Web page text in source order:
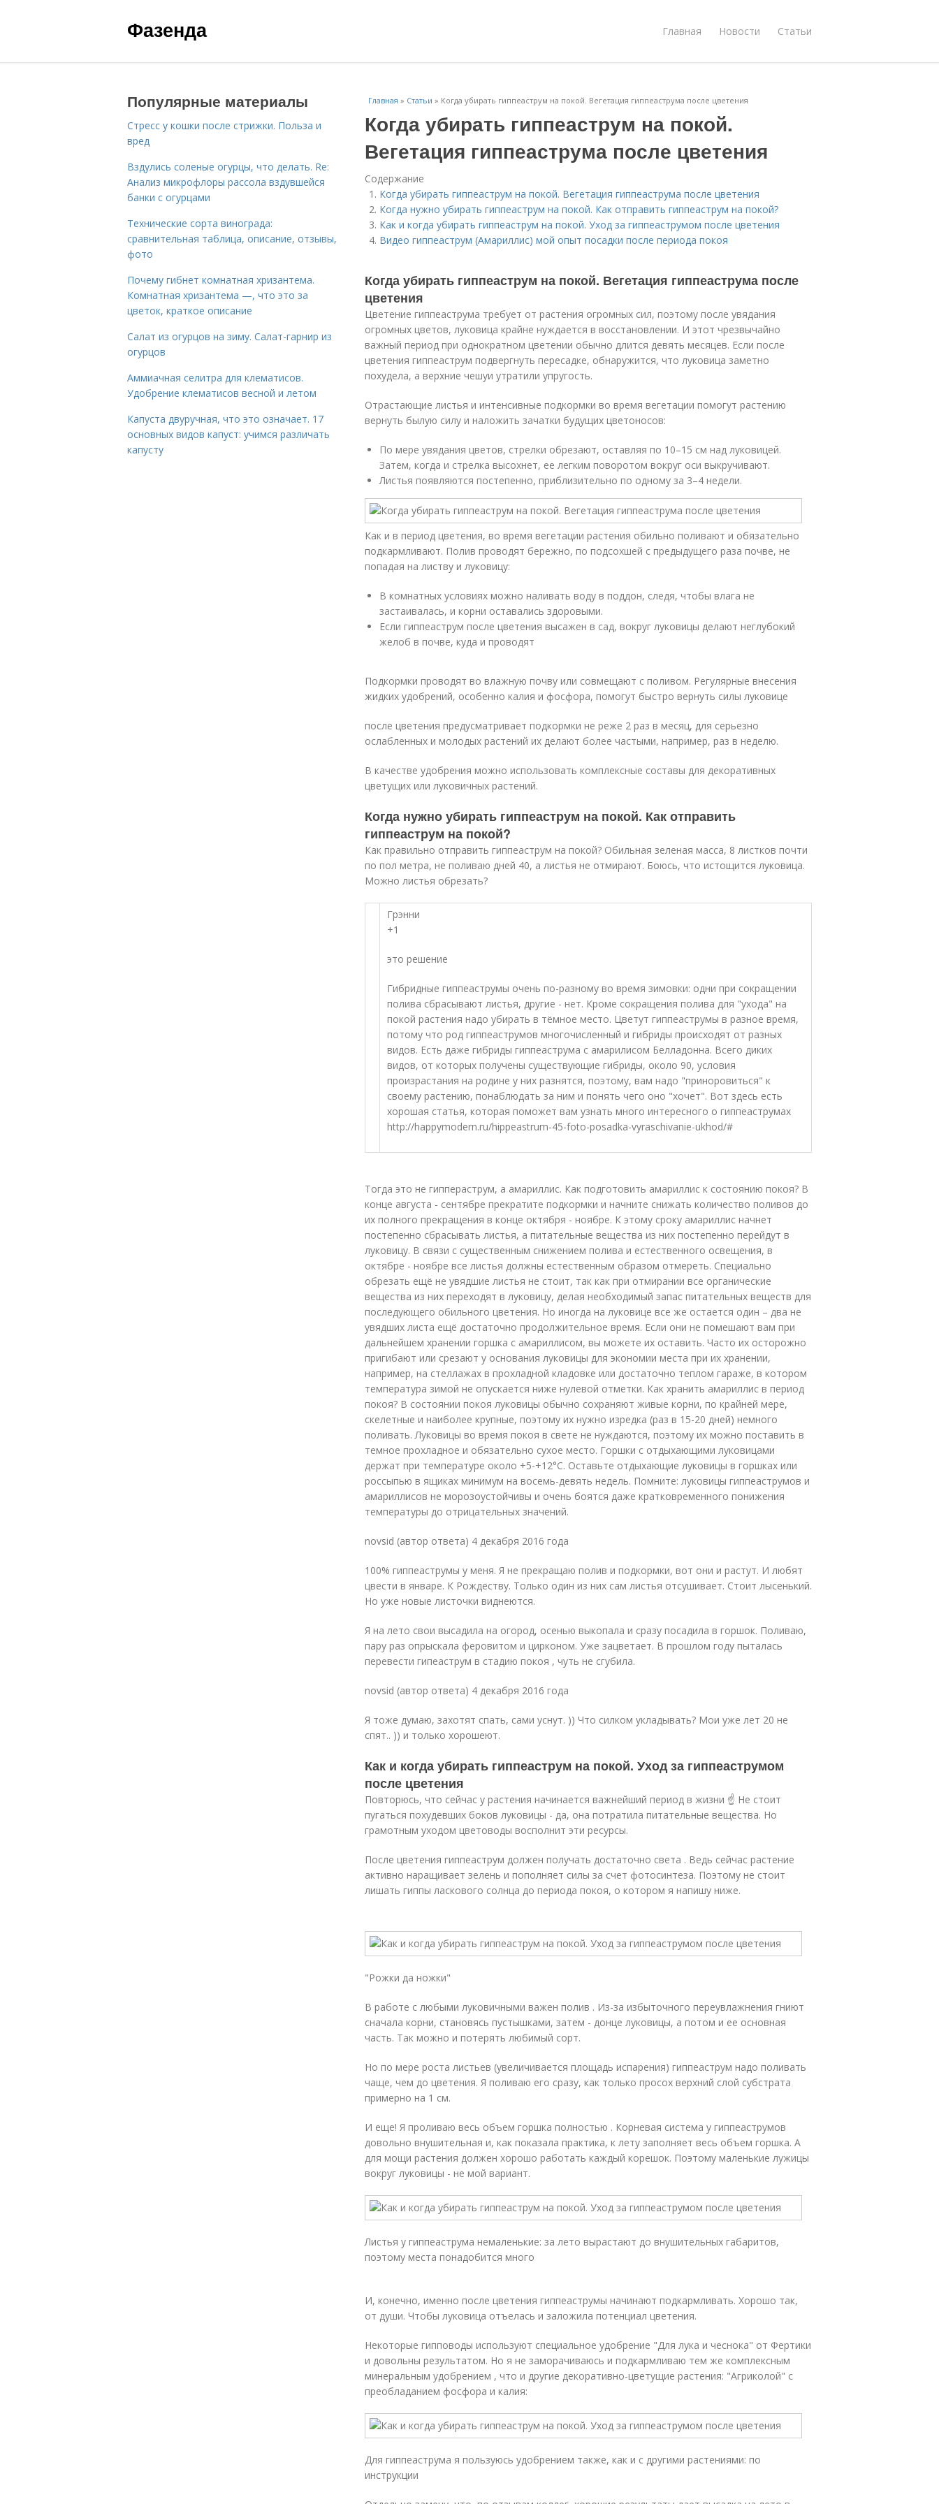
Фазенда Главная Новости Статьи
Главная » Статьи » Когда убирать гиппеаструм на покой. Вегетация гиппеаструма после цветения
Когда убирать гиппеаструм на покой.
Вегетация гиппеаструма после цветения
Содержание
Когда убирать гиппеаструм на покой. Вегетация гиппеаструма после цветения
Когда нужно убирать гиппеаструм на покой. Как отправить гиппеаструм на покой?
Как и когда убирать гиппеаструм на покой. Уход за гиппеаструмом после цветения
Видео гиппеаструм (Амариллис) мой опыт посадки после периода покоя
Когда убирать гиппеаструм на покой. Вегетация гиппеаструма после
цветения
Цветение гиппеаструма требует от растения огромных сил, поэтому после увядания
огромных цветов, луковица крайне нуждается в восстановлении. И этот чрезвычайно
важный период при однократном цветении обычно длится девять месяцев. Если после
цветения гиппеаструм подвергнуть пересадке, обнаружится, что луковица заметно
похудела, а верхние чешуи утратили упругость.
Отрастающие листья и интенсивные подкормки во время вегетации помогут растению
вернуть былую силу и наложить зачатки будущих цветоносов:
По мере увядания цветов, стрелки обрезают, оставляя по 10–15 см над луковицей.
Затем, когда и стрелка высохнет, ее легким поворотом вокруг оси выкручивают.
Листья появляются постепенно, приблизительно по одному за 3–4 недели.
Как и в период цветения, во время вегетации растения обильно поливают и обязательно
подкармливают. Полив проводят бережно, по подсохшей с предыдущего раза почве, не
попадая на листву и луковицу:
В комнатных условиях можно наливать воду в поддон, следя, чтобы влага не
застаивалась, и корни оставались здоровыми.
Если гиппеаструм после цветения высажен в сад, вокруг луковицы делают неглубокий
желоб в почве, куда и проводят
Подкормки проводят во влажную почву или совмещают с поливом. Регулярные внесения
жидких удобрений, особенно калия и фосфора, помогут быстро вернуть силы луковице
после цветения предусматривает подкормки не реже 2 раз в месяц, для серьезно
ослабленных и молодых растений их делают более частыми, например, раз в неделю.
В качестве удобрения можно использовать комплексные составы для декоративных
цветущих или луковичных растений.
Когда нужно убирать гиппеаструм на покой. Как отправить
гиппеаструм на покой?
Как правильно отправить гиппеаструм на покой? Обильная зеленая масса, 8 листков почти
по пол метра, не поливаю дней 40, а листья не отмирают. Боюсь, что истощится луковица.
Можно листья обрезать?
Грэнни
+1
это решение
Гибридные гиппеаструмы очень по-разному во время зимовки: одни при сокращении
полива сбрасывают листья, другие - нет. Кроме сокращения полива для "ухода" на
покой растения надо убирать в тёмное место. Цветут гиппеаструмы в разное время,
потому что род гиппеаструмов многочисленный и гибриды происходят от разных
видов. Есть даже гибриды гиппеаструма с амарилисом Белладонна. Всего диких
видов, от которых получены существующие гибриды, около 90, условия
произрастания на родине у них разнятся, поэтому, вам надо "приноровиться" к
своему растению, понаблюдать за ним и понять чего оно "хочет". Вот здесь есть
хорошая статья, которая поможет вам узнать много интересного о гиппеаструмах
http://happymodern.ru/hippeastrum-45-foto-posadka-vyraschivanie-ukhod/#
Тогда это не гиппераструм, а амариллис. Как подготовить амариллис к состоянию покоя? В
конце августа - сентябре прекратите подкормки и начните снижать количество поливов до
их полного прекращения в конце октября - ноябре. К этому сроку амариллис начнет
постепенно сбрасывать листья, а питательные вещества из них постепенно перейдут в
луковицу. В связи с существенным снижением полива и естественного освещения, в
октябре - ноябре все листья должны естественным образом отмереть. Специально
обрезать ещё не увядшие листья не стоит, так как при отмирании все органические
вещества из них переходят в луковицу, делая необходимый запас питательных веществ для
последующего обильного цветения. Но иногда на луковице все же остается один – два не
увядших листа ещё достаточно продолжительное время. Если они не помешают вам при
дальнейшем хранении горшка с амариллисом, вы можете их оставить. Часто их осторожно
пригибают или срезают у основания луковицы для экономии места при их хранении,
например, на стеллажах в прохладной кладовке или достаточно теплом гараже, в котором
температура зимой не опускается ниже нулевой отметки. Как хранить амариллис в период
покоя? В состоянии покоя луковицы обычно сохраняют живые корни, по крайней мере,
скелетные и наиболее крупные, поэтому их нужно изредка (раз в 15-20 дней) немного
поливать. Луковицы во время покоя в свете не нуждаются, поэтому их можно поставить в
темное прохладное и обязательно сухое место. Горшки с отдыхающими луковицами
держат при температуре около +5-+12°С. Оставьте отдыхающие луковицы в горшках или
россыпью в ящиках минимум на восемь-девять недель. Помните: луковицы гиппеаструмов и
амариллисов не морозоустойчивы и очень боятся даже кратковременного понижения
температуры до отрицательных значений.
novsid (автор ответа) 4 декабря 2016 года
100% гиппеаструмы у меня. Я не прекращаю полив и подкормки, вот они и растут. И любят
цвести в январе. К Рождеству. Только один из них сам листья отсушивает. Стоит лысенький.
Но уже новые листочки виднеются.
Я на лето свои высадила на огород, осенью выкопала и сразу посадила в горшок. Поливаю,
пару раз опрыскала феровитом и цирконом. Уже зацветает. В прошлом году пыталась
перевести гипеаструм в стадию покоя , чуть не сгубила.
novsid (автор ответа) 4 декабря 2016 года
Я тоже думаю, захотят спать, сами уснут. )) Что силком укладывать? Мои уже лет 20 не
спят.. )) и только хорошеют.
Как и когда убирать гиппеаструм на покой. Уход за гиппеаструмом
после цветения
Повторюсь, что сейчас у растения начинается важнейший период в жизни ☝️ Не стоит
пугаться похудевших боков луковицы - да, она потратила питательные вещества. Но
грамотным уходом цветоводы восполнит эти ресурсы.
После цветения гиппеаструм должен получать достаточно света . Ведь сейчас растение
активно наращивает зелень и пополняет силы за счет фотосинтеза. Поэтому не стоит
лишать гиппы ласкового солнца до периода покоя, о котором я напишу ниже.
"Рожки да ножки"
В работе с любыми луковичными важен полив . Из-за избыточного переувлажнения гниют
сначала корни, становясь пустышками, затем - донце луковицы, а потом и ее основная
часть. Так можно и потерять любимый сорт.
Но по мере роста листьев (увеличивается площадь испарения) гиппеаструм надо поливать
чаще, чем до цветения. Я поливаю его сразу, как только просох верхний слой субстрата
примерно на 1 см.
И еще! Я проливаю весь объем горшка полностью . Корневая система у гиппеаструмов
довольно внушительная и, как показала практика, к лету заполняет весь объем горшка. А
для мощи растения должен хорошо работать каждый корешок. Поэтому маленькие лужицы
вокруг луковицы - не мой вариант.
Листья у гиппеаструма немаленькие: за лето вырастают до внушительных габаритов,
поэтому места понадобится много
И, конечно, именно после цветения гиппеаструмы начинают подкармливать. Хорошо так,
от души. Чтобы луковица отъелась и заложила потенциал цветения.
Некоторые гипповоды используют специальное удобрение "Для лука и чеснока" от Фертики
и довольны результатом. Но я не заморачиваюсь и подкармливаю тем же комплексным
минеральным удобрением , что и другие декоративно-цветущие растения: "Агриколой" с
преобладанием фосфора и калия:
Для гиппеаструма я пользуюсь удобрением также, как и с другими растениями: по
инструкции
Популярные материалы
Стресс у кошки после стрижки. Польза и
вред
Вздулись соленые огурцы, что делать. Re:
Анализ микрофлоры рассола вздувшейся
банки с огурцами
Технические сорта винограда:
сравнительная таблица, описание, отзывы,
фото
Почему гибнет комнатная хризантема.
Комнатная хризантема —, что это за
цветок, краткое описание
Салат из огурцов на зиму. Салат-гарнир из
огурцов
Аммиачная селитра для клематисов.
Удобрение клематисов весной и летом
Капуста двуручная, что это означает. 17
основных видов капуст: учимся различать
капусту